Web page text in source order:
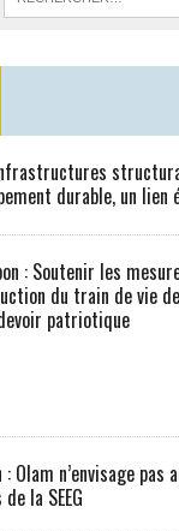
durable, un
: Soutenir les
du train de vie
patriotique
: Olam n’envisage pas
la SEEG